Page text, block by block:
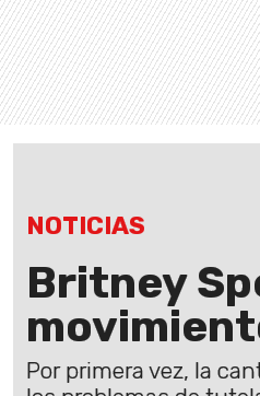
NOTICIAS
Britney
Por primera vez, la